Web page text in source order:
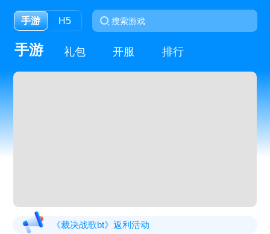
手游 H5
手游 礼包 开服 排行
《裁决战歌bt》返利活动